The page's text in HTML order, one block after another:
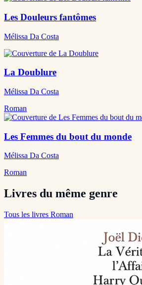
Les Douleurs fantômes
Mélissa Da Costa
La Doublure
Mélissa Da Costa
Roman
Les Femmes du bout du monde
Mélissa Da Costa
Roman
Livres du même genre
Tous les livres Roman